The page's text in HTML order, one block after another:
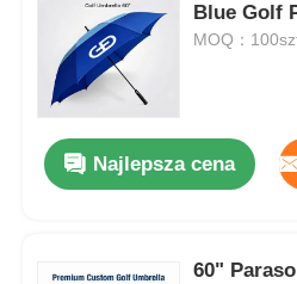
Blue Golf
MOQ：
Najlepsza cena
60"